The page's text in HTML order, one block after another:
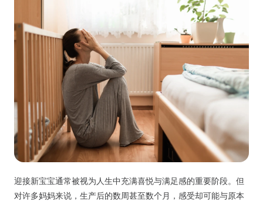
迎接新宝宝通常被视为人生中充满喜悦与满足感的重要阶段。但
对许多妈妈来说，生产后的数周甚至数个月，感受却可能与原本